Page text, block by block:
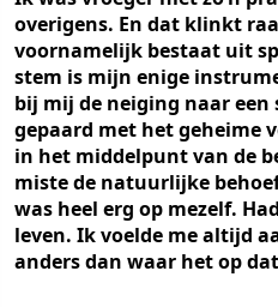
overigens. En dat klinkt
voornamelijk bestaat uit
stem is mijn enige
bij mij de neiging naar een
gepaard met het geheime
in het middelpunt van de
miste de natuurlijke
was heel erg op mezelf.
leven. Ik voelde me altijd
anders dan waar het op